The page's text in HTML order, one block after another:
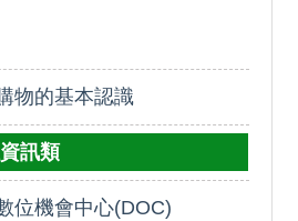
物的基本認識
訊類
位機會中心(DOC)